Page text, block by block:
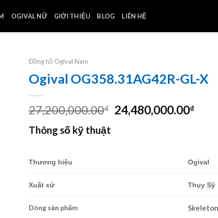
OGIVAL NỮ GIỚI THIỆU BLOG LIÊN HỆ
Đồng hồ Ogival Nam
Ogival OG358.31AG42R-GL-X
27,200,000.00₫ Giá
gốc
24,480,000.00₫Giá
Thông số kỹ thuật
Thương hiệu Ogival
Xuất xứ Thụy Sỹ
Dòng sản phẩm Skeleton